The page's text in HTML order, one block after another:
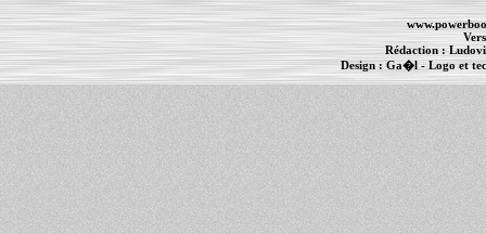
Rédaction :
Design :Ga�l- Logo et
MacBook Pro